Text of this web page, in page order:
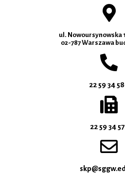
ul. Nowoursynowska
02-787 Warszawa
22 59 34
22 59 34